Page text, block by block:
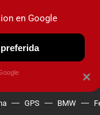
OBSERVATORIO
GPS BMW
×
en Google